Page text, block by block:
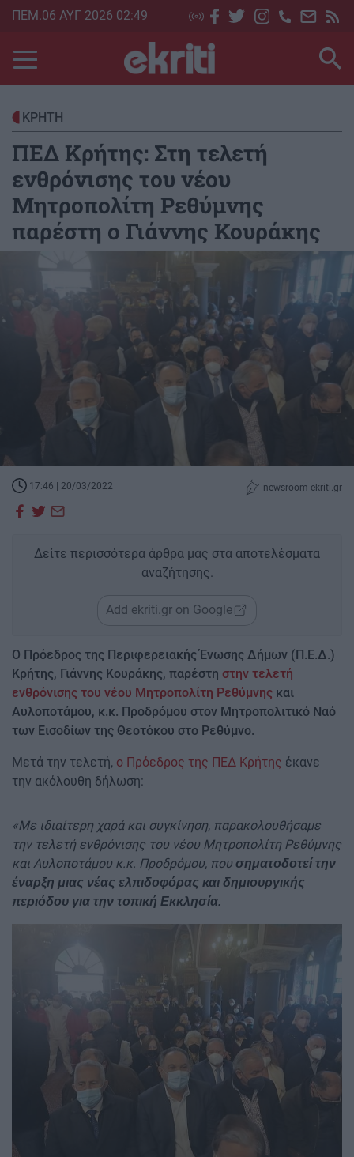
Skip
main
content
ΠΕΜ.06 ΑΥΓ 2026 02:49
ΚΡΗΤΗ
ΠΕΔ Κρήτης: Στη τελετή
ενθρόνισης του νέου
Μητροπολίτη Ρεθύμνης
παρέστη ο Γιάννης Κουράκης
17:46 | 20/03/2022 newsroom ekriti.gr
Δείτε περισσότερα άρθρα μας στα αποτελέσματα
αναζήτησης.
Add ekriti.gr on Google
Ο Πρόεδρος της Περιφερειακής Ένωσης Δήμων (Π.Ε.Δ.)
Κρήτης, Γιάννης Κουράκης, παρέστη στην τελετή
ενθρόνισης του νέου Μητροπολίτη Ρεθύμνης και
Αυλοποτάμου, κ.κ. Προδρόμου στον Μητροπολιτικό Ναό
των Εισοδίων της Θεοτόκου στο Ρεθύμνο.
Μετά την τελετή, ο Πρόεδρος της ΠΕΔ Κρήτης έκανε
την ακόλουθη δήλωση:
«Με ιδιαίτερη χαρά και συγκίνηση, παρακολουθήσαμε
την τελετή ενθρόνισης του νέου Μητροπολίτη Ρεθύμνης
και Αυλοποτάμου κ.κ. Προδρόμου, που σηματοδοτεί την
έναρξη μιας νέας ελπιδοφόρας και δημιουργικής
περιόδου για την τοπική Εκκλησία.